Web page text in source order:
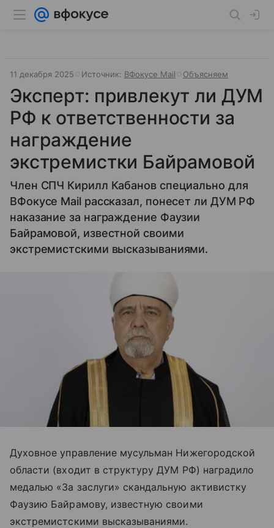
11 декабря 2025 Источник: ВФокусе Mail Объясняем
Эксперт: привлекут ли ДУМ
РФ к ответственности за
награждение
экстремистки Байрамовой
Член СПЧ Кирилл Кабанов специально для
ВФокусе Mail рассказал, понесет ли ДУМ РФ
наказание за награждение Фаузии
Байрамовой, известной своими
экстремистскими высказываниями.
Духовное управление мусульман Нижегородской
области (входит в структуру ДУМ РФ) наградило
медалью «За заслуги» скандальную активистку
Фаузию Байрамову, известную своими
экстремистскими высказываниями.